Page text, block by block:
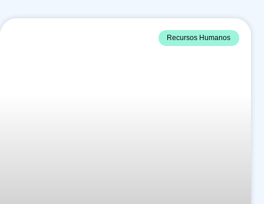
Recursos Humanos